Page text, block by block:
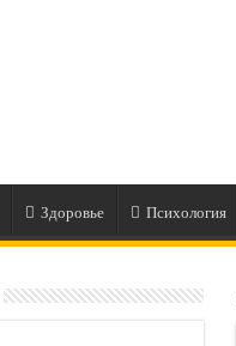
Здоровье Психология